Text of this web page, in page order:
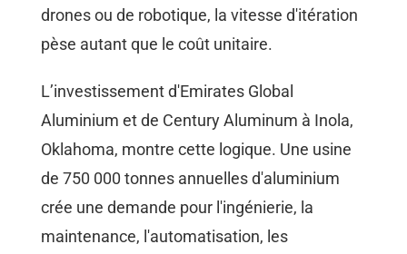
drones ou de robotique, la vitesse d'itération
pèse autant que le coût unitaire.
L’investissement d'Emirates Global
Aluminium et de Century Aluminum à Inola,
Oklahoma, montre cette logique. Une usine
de 750 000 tonnes annuelles d'aluminium
crée une demande pour l'ingénierie, la
maintenance, l'automatisation, les